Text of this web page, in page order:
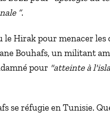
”.
le Hirak pour menacer les
Bouhafs, un militant
pour "atteinte à
se réfugie en Tunisie.